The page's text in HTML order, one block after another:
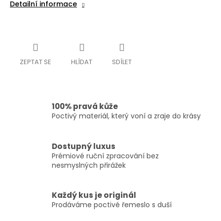
Detailní informace
ZEPTAT SE HLÍDAT SDÍLET
100% pravá kůže
Poctivý materiál, který voní a zraje do krásy
Dostupný luxus
Prémiové ruční zpracování bez
nesmyslných přirážek
Každý kus je originál
Prodáváme poctivé řemeslo s duší